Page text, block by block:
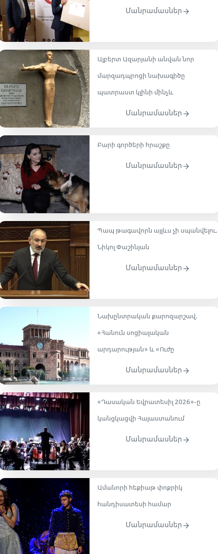
Մանրամասներ
Ալբերտ Ազարյանի անվան նոր
մարզադպրոցի նախագիծը
պատրաստ կլինի մինչև
Մանրամասներ
Բարի գործերի հրաշքը
Մանրամասներ
Պապ թագավորն այլևս չի սպանվելու․
Նիկոլ Փաշինյան
Մանրամասներ
Նախընտրական քարոզարշավ․
«Հանուն սոցիալական
արդարության» և «Ուժը
Մանրամասներ
«Դասական Եվրատեսիլ 2026»-ը
կանցկացվի Հայաստանում
Մանրամասներ
Ամանորի հեքիաթ փոքրիկ
հանդիսատեսի համար
Մանրամասներ